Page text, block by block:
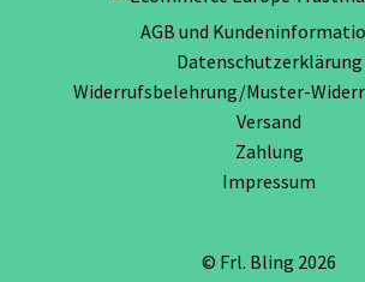
AGB und
Datenschutzerklärung
Widerrufsbelehrung/Muster-
Versand
Zahlung
Impressum
© Frl. Bling 2026